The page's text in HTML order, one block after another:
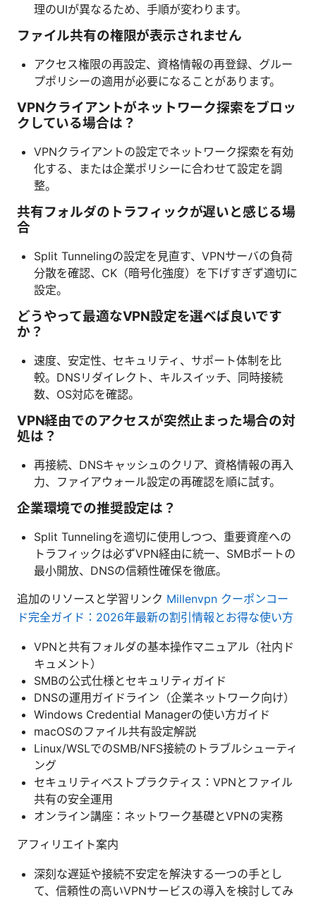
理のUIが異なるため、手順が変わります。
ファイル共有の権限が表示されません
アクセス権限の再設定、資格情報の再登録、グルー
プポリシーの適用が必要になることがあります。
VPNクライアントがネットワーク探索をブロッ
クしている場合は？
VPNクライアントの設定でネットワーク探索を有効
化する、または企業ポリシーに合わせて設定を調
整。
共有フォルダのトラフィックが遅いと感じる場
合
Split Tunnelingの設定を見直す、VPNサーバの負荷
分散を確認、CK（暗号化強度）を下げすぎず適切に
設定。
どうやって最適なVPN設定を選べば良いです
か？
速度、安定性、セキュリティ、サポート体制を比
較。DNSリダイレクト、キルスイッチ、同時接続
数、OS対応を確認。
VPN経由でのアクセスが突然止まった場合の対
処は？
再接続、DNSキャッシュのクリア、資格情報の再入
力、ファイアウォール設定の再確認を順に試す。
企業環境での推奨設定は？
Split Tunnelingを適切に使用しつつ、重要資産への
トラフィックは必ずVPN経由に統一、SMBポートの
最小開放、DNSの信頼性確保を徹底。
追加のリソースと学習リンク Millenvpn クーポンコー
ド完全ガイド：2026年最新の割引情報とお得な使い方
VPNと共有フォルダの基本操作マニュアル（社内ド
キュメント）
SMBの公式仕様とセキュリティガイド
DNSの運用ガイドライン（企業ネットワーク向け）
Windows Credential Managerの使い方ガイド
macOSのファイル共有設定解説
Linux/WSLでのSMB/NFS接続のトラブルシューティ
ング
セキュリティベストプラクティス：VPNとファイル
共有の安全運用
オンライン講座：ネットワーク基礎とVPNの実務
アフィリエイト案内
深刻な遅延や接続不安定を解決する一つの手とし
て、信頼性の高いVPNサービスの導入を検討してみ